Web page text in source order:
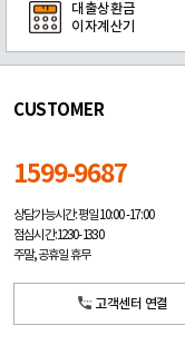
대출상환금
이자계산기
CUSTOMER
1599-9687
상담가능시간: 평일10:00 -17:00
점심시간: 12:30 - 13:30
주말, 공휴일 휴무
고객센터 연결